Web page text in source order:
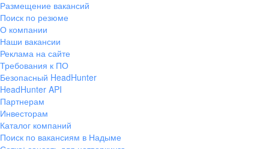
Размещение вакансий
Поиск по резюме
О компании
Наши вакансии
Реклама на сайте
Требования к ПО
Безопасный HeadHunter
HeadHunter API
Партнерам
Инвесторам
Каталог компаний
Поиск по вакансиям в Надыме